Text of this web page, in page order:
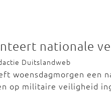
nationale
Duitslandweb
woensdagmorgen een
op militaire veiligheid